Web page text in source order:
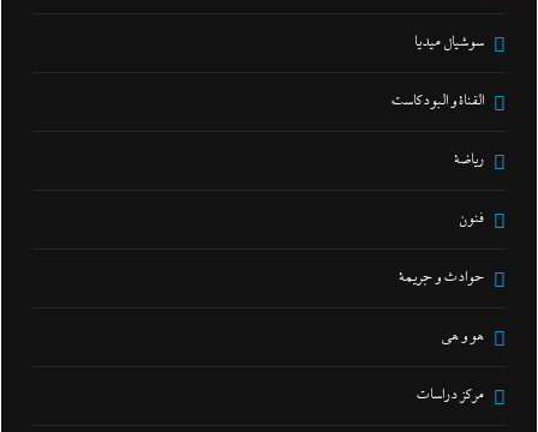
سوشيال ميديا
القناة و البودكاست
رياضة
فنون
حوادث و جريمة
هو و هي
مركز دراسات